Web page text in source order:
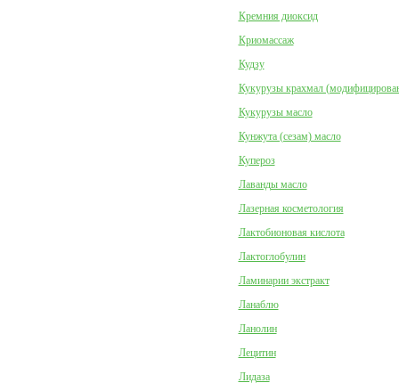
Кремния диоксид
Криомассаж
Кудзу
Кукурузы крахмал
Кукурузы масло
Кунжута (сезам) масло
Купероз
Лаванды масло
Лазерная косметология
Лактобионовая кислота
Лактоглобулин
Ламинарии экстракт
Ланаблю
Ланолин
Лецитин
Лидаза